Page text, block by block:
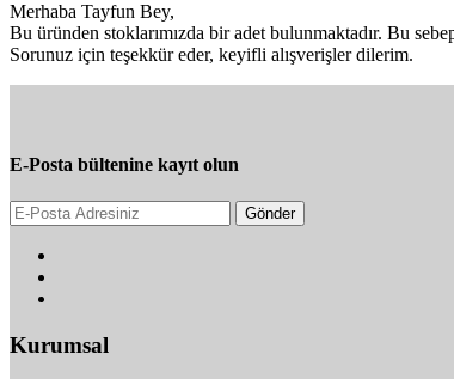
Merhaba Tayfun Bey,
Bu üründen stoklarımızda bir adet bulunmaktadır. Bu
Sorunuz için teşekkür eder, keyifli alışverişler dilerim.
E-Posta bültenine kayıt olun
Gönder
Kurumsal